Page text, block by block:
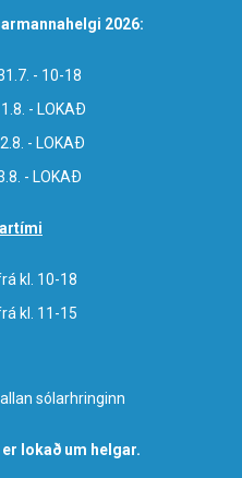
2026:
- 10-18
- LOKAÐ
- LOKAÐ
- LOKAÐ
kl. 10-18
kl. 11-15
sólarhringinn
lokað um helgar.